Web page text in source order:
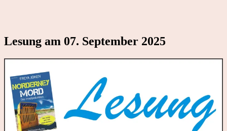
Lesung am 07. September 2025